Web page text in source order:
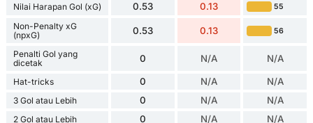
Nilai Harapan Gol (xG) 0.53 0.13 55
Non-Penalty xG
(npxG)
0.53 0.13 56
Penalti Gol yang
dicetak
0 N/A N/A
Hat-tricks 0 N/A N/A
3 Gol atau Lebih 0 N/A N/A
2 Gol atau Lebih 0 N/A N/A